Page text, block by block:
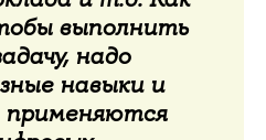
выполнить
надо
навыки и